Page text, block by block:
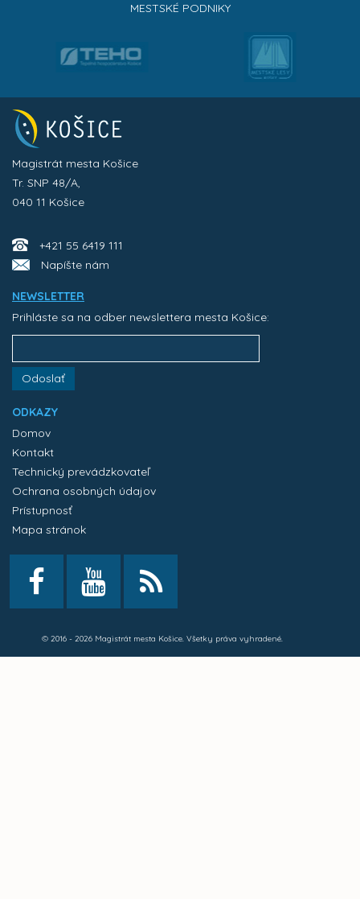
MESTSKÉ PODNIKY
Magistrát mesta Košice
Tr. SNP 48/A,
040 11 Košice
+421 55 6419 111
Napíšte nám
NEWSLETTER
Prihláste sa na odber newslettera mesta Košice:
Odoslať
ODKAZY
Domov
Kontakt
Technický prevádzkovateľ
Ochrana osobných údajov
Prístupnosť
Mapa stránok
© 2016 - 2026 Magistrát mesta Košice. Všetky práva vyhradené.